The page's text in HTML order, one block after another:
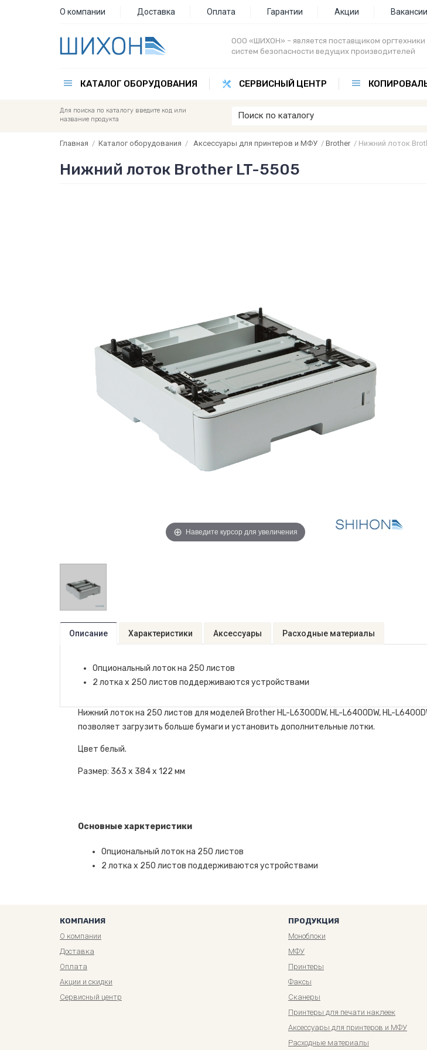
О компании Доставка Оплата Гарантии Акции Вакансии
ООО «ШИХОН» – является поставщиком
систем безопасности ведущих производителей
КАТАЛОГ ОБОРУДОВАНИЯ СЕРВИСНЫЙ ЦЕНТР
Для поиска по каталогу введите код или
название продукта
Главная / Каталог оборудования / Аксессуары для принтеров и МФУ / Brother/ Нижний лоток
Нижний лоток Brother LT-5505
Наведите курсор для увеличения
Описание Характеристики Аксессуары Расходные материалы
Опциональный лоток на 250 листов
2 лотка x 250 листов поддерживаются устройствами
Нижний лоток на 250 листов для моделей Brother HL-L6300DW, HL-L6400DW, HL-
позволяет загрузить больше бумаги и установить дополнительные лотки.
Цвет белый.
Размер: 363 x 384 x 122 мм
Основные харктеристики
Опциональный лоток на 250 листов
2 лотка x 250 листов поддерживаются устройствами
КОМПАНИЯ
О компании
Доставка
Оплата
Акции и скидки
Сервисный центр
ПРОДУКЦИЯ
Моноблоки
МФУ
Принтеры
Факсы
Сканеры
Принтеры для печати наклеек
Аксессуары для принтеров и МФУ
Расходные материалы